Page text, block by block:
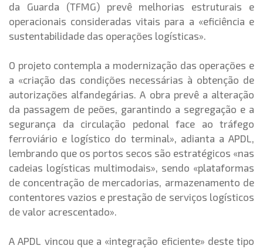
da Guarda (TFMG) prevê melhorias estruturais e
operacionais consideradas vitais para a «eficiência e
sustentabilidade das operações logísticas».
O projeto contempla a modernização das operações e
a «criação das condições necessárias à obtenção de
autorizações alfandegárias. A obra prevê a alteração
da passagem de peões, garantindo a segregação e a
segurança da circulação pedonal face ao tráfego
ferroviário e logístico do terminal», adianta a APDL,
lembrando que os portos secos são estratégicos «nas
cadeias logísticas multimodais», sendo «plataformas
de concentração de mercadorias, armazenamento de
contentores vazios e prestação de serviços logísticos
de valor acrescentado».
A APDL vincou que a «integração eficiente» deste tipo